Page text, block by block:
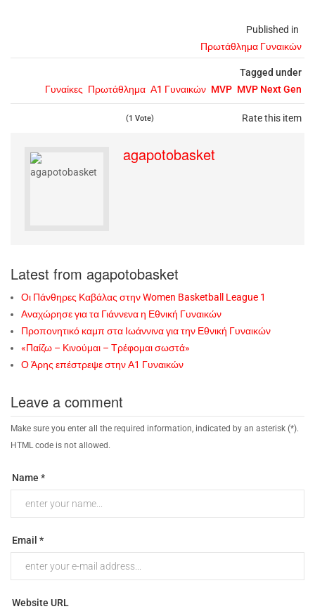
Published in
Πρωτάθλημα Γυναικών
Tagged under
Γυναίκες Πρωτάθλημα Α1 Γυναικών MVP MVP Next Gen
Rate this item
(1 Vote)
agapotobasket
Latest from agapotobasket
Οι Πάνθηρες Καβάλας στην Women Basketball League 1
Αναχώρησε για τα Γιάννενα η Εθνική Γυναικών
Προπονητικό καμπ στα Ιωάννινα για την Εθνική Γυναικών
«Παίζω – Κινούμαι – Τρέφομαι σωστά»
Ο Άρης επέστρεψε στην Α1 Γυναικών
Leave a comment
Make sure you enter all the required information, indicated by an asterisk (*).
HTML code is not allowed.
Name *
Email *
Website URL